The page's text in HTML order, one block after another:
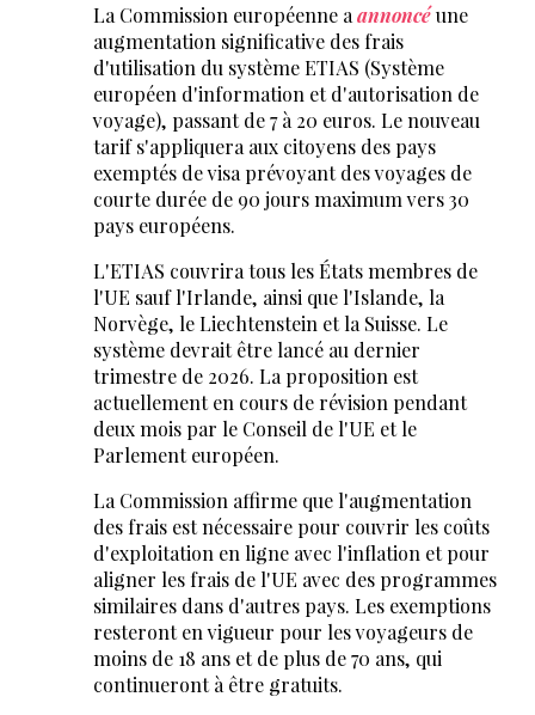
La Commission européenne a annoncéune
augmentation significative des frais
d'utilisation du système ETIAS (Système
européen d'information et d'autorisation de
voyage), passant de 7 à 20 euros. Le nouveau
tarif s'appliquera aux citoyens des pays
exemptés de visa prévoyant des voyages de
courte durée de 90 jours maximum vers 30
pays européens.
L'ETIAS couvrira tous les États membres de
l'UE sauf l'Irlande, ainsi que l'Islande, la
Norvège, le Liechtenstein et la Suisse. Le
système devrait être lancé au dernier
trimestre de 2026. La proposition est
actuellement en cours de révision pendant
deux mois par le Conseil de l'UE et le
Parlement européen.
La Commission affirme que l'augmentation
des frais est nécessaire pour couvrir les coûts
d'exploitation en ligne avec l'inflation et pour
aligner les frais de l'UE avec des programmes
similaires dans d'autres pays. Les exemptions
resteront en vigueur pour les voyageurs de
moins de 18 ans et de plus de 70 ans, qui
continueront à être gratuits.